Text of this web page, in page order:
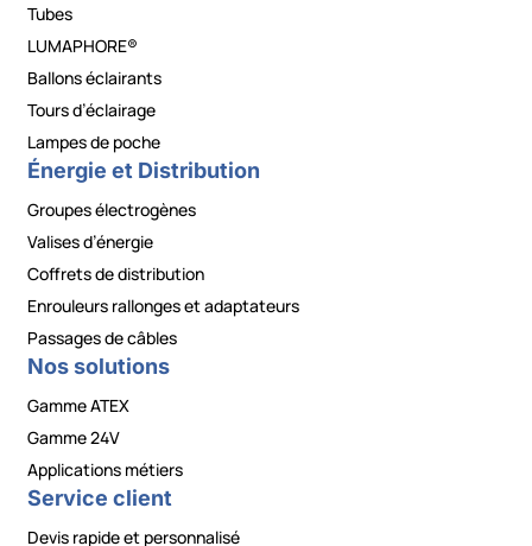
Tubes
LUMAPHORE®
Ballons éclairants
Tours d’éclairage
Lampes de poche
Énergie et Distribution
Groupes électrogènes
Valises d’énergie
Coffrets de distribution
Enrouleurs rallonges et adaptateurs
Passages de câbles
Nos solutions
Gamme ATEX
Gamme 24V
Applications métiers
Service client
Devis rapide et personnalisé